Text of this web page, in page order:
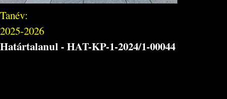
Tanév:
2025-2026
Határtalanul - HAT-KP-1-2024/1-00044